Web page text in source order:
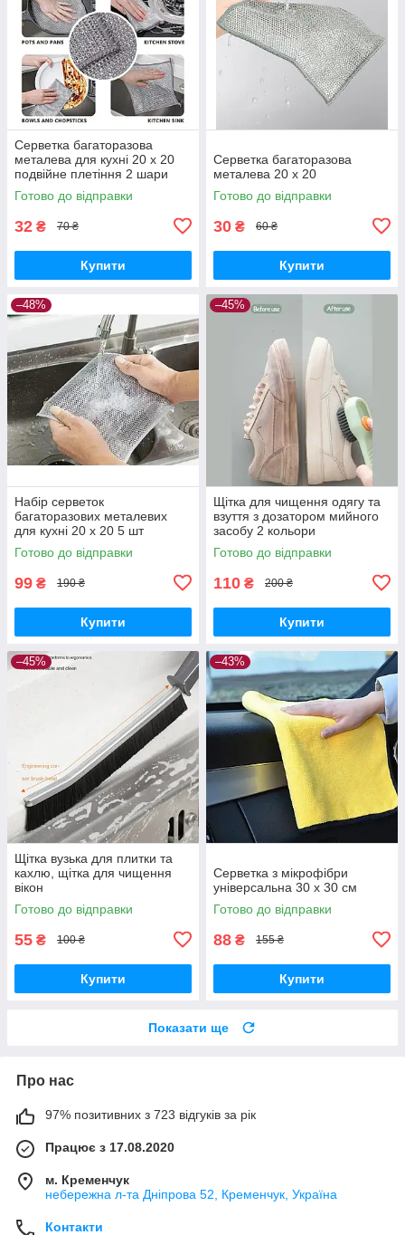
Серветка багаторазова
металева для кухні 20 х 20
подвійне плетіння 2 шари
Готово до відправки
32 ₴ 70 ₴
Купити
Серветка багаторазова
металева 20 х 20
Готово до відправки
30 ₴ 60 ₴
Купити
–48%
Набір серветок
багаторазових металевих
для кухні 20 х 20 5 шт
Готово до відправки
99 ₴ 190 ₴
Купити
–45%
Щітка для чищення одягу та
взуття з дозатором мийного
засобу 2 кольори
Готово до відправки
110 ₴ 200 ₴
Купити
–45%
Щітка вузька для плитки та
кахлю, щітка для чищення
вікон
Готово до відправки
55 ₴ 100 ₴
Купити
–43%
Серветка з мікрофібри
універсальна 30 х 30 см
Готово до відправки
88 ₴ 155 ₴
Купити
Показати ще
Про нас
97% позитивних з 723 відгуків за рік
Працює з 17.08.2020
м. Кременчук
небережна л-та Дніпрова 52, Кременчук, Україна
Контакти